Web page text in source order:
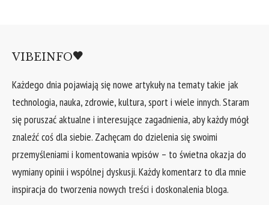
VIBEINFO
Każdego dnia pojawiają się nowe artykuły na tematy takie jak
technologia, nauka, zdrowie, kultura, sport i wiele innych. Staram
się poruszać aktualne i interesujące zagadnienia, aby każdy mógł
znaleźć coś dla siebie. Zachęcam do dzielenia się swoimi
przemyśleniami i komentowania wpisów – to świetna okazja do
wymiany opinii i wspólnej dyskusji. Każdy komentarz to dla mnie
inspiracja do tworzenia nowych treści i doskonalenia bloga.